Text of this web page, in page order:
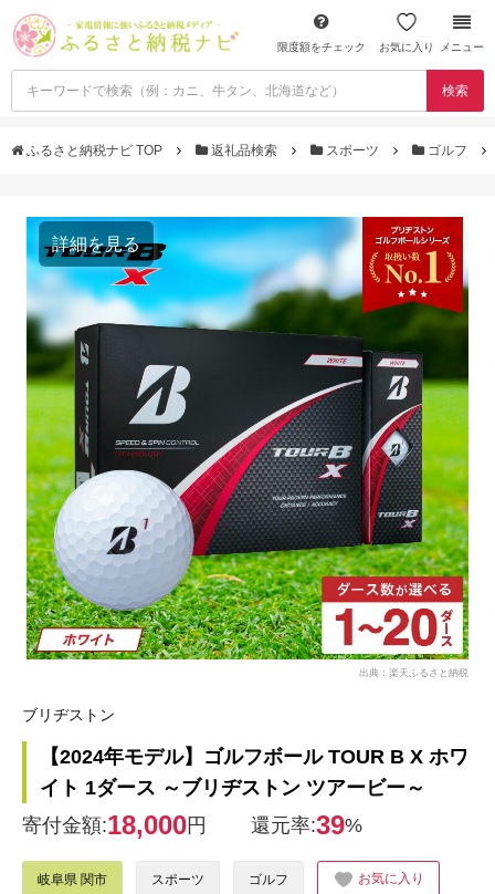
限度額をチェック お気に入り メニュー
検索
ふるさと納税ナビ TOP 返礼品検索 スポーツ ゴルフ
詳細を見る
出典：楽天ふるさと納税
ブリヂストン
【2024年モデル】ゴルフボール TOUR B X ホワ
イト 1ダース ～ブリヂストン ツアービー～
寄付金額:18,000円 還元率:39%
岐阜県 関市 スポーツ ゴルフ お気に入り